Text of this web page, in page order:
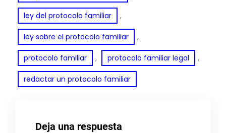
ley del protocolo familiar ,
ley sobre el protocolo familiar ,
protocolo familiar , protocolo familiar legal ,
redactar un protocolo familiar
Deja una respuesta